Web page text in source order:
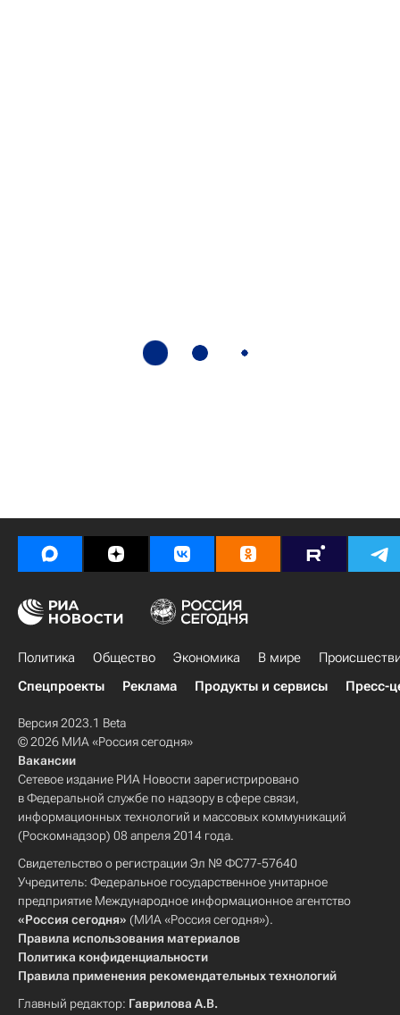
Политика Общество Экономика В мире
Спецпроекты
Реклама Продукты и сервисы Пресс-
Версия 2023.1 Beta
© 2026 МИА «Россия сегодня»
Вакансии
Сетевое издание РИА Новости зарегистрировано
в Федеральной службе по надзору в сфере связи,
информационных технологий и массовых коммуникаций
(Роскомнадзор) 08 апреля 2014 года.
Свидетельство о регистрации Эл № ФС77-57640
Учредитель: Федеральное государственное унитарное
предприятие Международное информационное агентство
«Россия сегодня» (МИА «Россия сегодня»).
Правила использования материалов
Политика конфиденциальности
Правила применения рекомендательных технологий
Главный редактор: Гаврилова А.В.